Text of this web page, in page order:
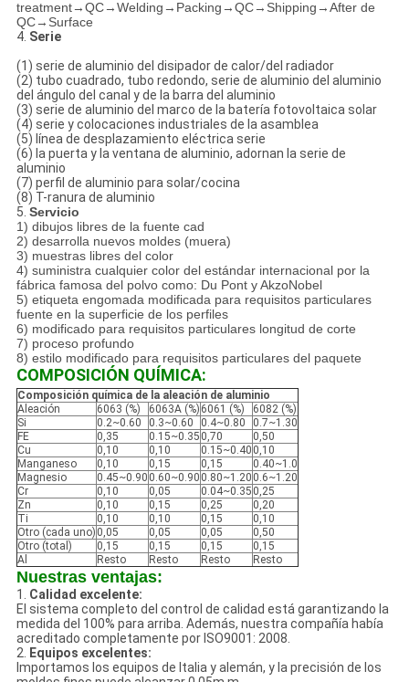
treatment→QC→Welding→Packing→QC→Shipping→After de
QC→Surface
4. Serie
(1) serie de aluminio del disipador de calor/del radiador
(2) tubo cuadrado, tubo redondo, serie de aluminio del aluminio
del ángulo del canal y de la barra del aluminio
(3) serie de aluminio del marco de la batería fotovoltaica solar
(4) serie y colocaciones industriales de la asamblea
(5) línea de desplazamiento eléctrica serie
(6) la puerta y la ventana de aluminio, adornan la serie de
aluminio
(7) perfil de aluminio para solar/cocina
(8) T-ranura de aluminio
5. Servicio
1) dibujos libres de la fuente cad
2) desarrolla nuevos moldes (muera)
3) muestras libres del color
4) suministra cualquier color del estándar internacional por la
fábrica famosa del polvo como: Du Pont y AkzoNobel
5) etiqueta engomada modificada para requisitos particulares
fuente en la superficie de los perfiles
6) modificado para requisitos particulares longitud de corte
7) proceso profundo
8) estilo modificado para requisitos particulares del paquete
COMPOSICIÓN QUÍMICA:
Composición química de la aleación de aluminio
Aleación
6063 (%) 6063A (%) 6061 (%)
6082 (%)
Si
0.2~0.60 0.3~0.60 0.4~0.80
0.7~1.30
FE
0,35 0.15~0.35 0,70
0,50
Cu
0,10 0,10 0.15~0.40 0,10
Manganeso
0,10 0,15 0,15
0.40~1.0
Magnesio
0.45~0.90 0.60~0.90 0.80~1.20 0.6~1.20
Cr
0,10 0,05 0.04~0.35 0,25
Zn
0,10 0,15 0,25
0,20
Ti
0,10 0,10 0,15
0,10
Otro (cada uno) 0,05 0,05 0,05
0,50
Otro (total)
0,15 0,15 0,15
0,15
Al
Resto Resto Resto Resto
Nuestras ventajas:
1. Calidad excelente:
El sistema completo del control de calidad está garantizando la
medida del 100% para arriba. Además, nuestra compañía había
acreditado completamente por ISO9001: 2008.
2. Equipos excelentes:
Importamos los equipos de Italia y alemán, y la precisión de los